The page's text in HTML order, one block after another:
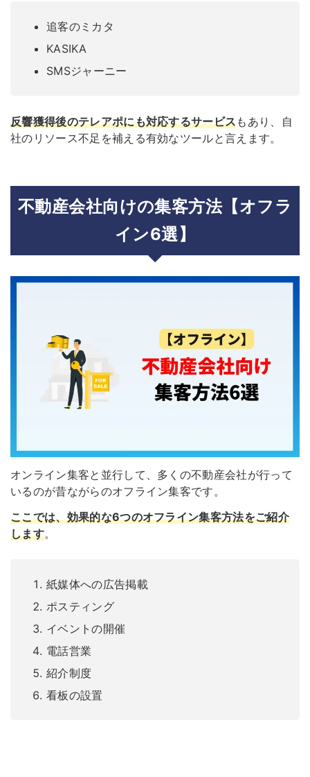
追客のミカタ
KASIKA
SMSジャーニー
反響獲得後のテレアポにも対応するサービスもあり、自
社のリソース不足を補える有効なツールと言えます。
不動産会社向けの集客方法【オフラ
イン6選】
オンライン集客と並行して、多くの不動産会社が行って
いるのが昔ながらのオフライン集客です。
ここでは、効果的な6つのオフライン集客方法をご紹介
します。
紙媒体への広告掲載
ポスティング
イベントの開催
電話営業
紹介制度
看板の設置